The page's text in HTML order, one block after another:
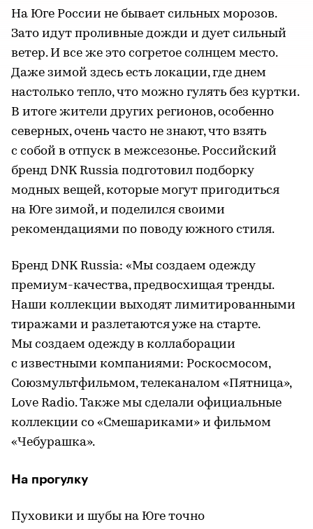
На Юге России не бывает сильных морозов.
Зато идут проливные дожди и дует сильный
ветер. И все же это согретое солнцем место.
Даже зимой здесь есть локации, где днем
настолько тепло, что можно гулять без куртки.
В итоге жители других регионов, особенно
северных, очень часто не знают, что взять
с собой в отпуск в межсезонье. Российский
бренд DNK Russia подготовил подборку
модных вещей, которые могут пригодиться
на Юге зимой, и поделился своими
рекомендациями по поводу южного стиля.
Бренд DNK Russia: «Мы создаем одежду
премиум-качества, предвосхищая тренды.
Наши коллекции выходят лимитированными
тиражами и разлетаются уже на старте.
Мы создаем одежду в коллаборации
с известными компаниями: Роскосмосом,
Союзмультфильмом, телеканалом «Пятница»,
Love Radio. Также мы сделали официальные
коллекции со «Смешариками» и фильмом
«Чебурашка».
На прогулку
Пуховики и шубы на Юге точно